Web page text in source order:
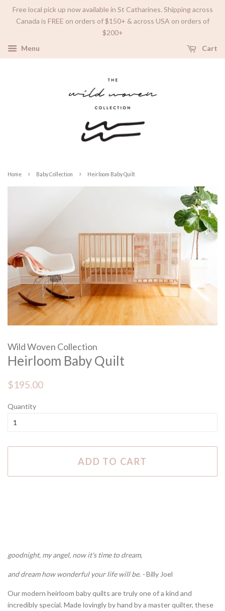
Free local pick up now available in St Catharines. Shipping across
Canada is FREE on orders of $150+ & across USA on orders of
$200+
Menu
Cart
Home › Baby Collection › Heirloom Baby Quilt
Wild Woven Collection
Heirloom Baby Quilt
Regular
$195.00
Quantity
ADD TO CART
goodnight, my angel, now it's time to dream,
and dream how wonderful your life will be. -Billy Joel
Our modern heirloom baby quilts are truly one of a kind and
incredibly special. Made lovingly by hand by a master quilter, these